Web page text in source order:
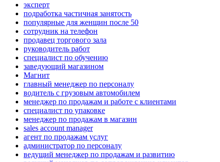
эксперт
подработка частичная занятость
популярные для женщин после 50
сотрудник на телефон
продавец торгового зала
руководитель работ
специалист по обучению
заведующий магазином
Магнит
главный менеджер по персоналу
водитель с грузовым автомобилем
менеджер по продажам и работе с клиентами
специалист по упаковке
менеджер по продажам в магазин
sales account manager
агент по продажам услуг
администратор по персоналу
ведущий менеджер по продажам и развитию